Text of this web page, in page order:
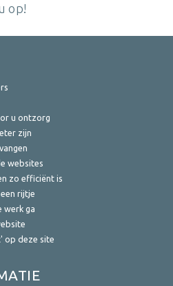
op!
u ontzorg
zijn
websites
zo efficiënt is
rijtje
werk ga
op deze site